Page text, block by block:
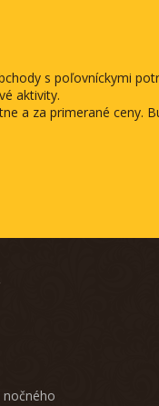
s poľovníckymi
aktivity.
a za primerané ceny.